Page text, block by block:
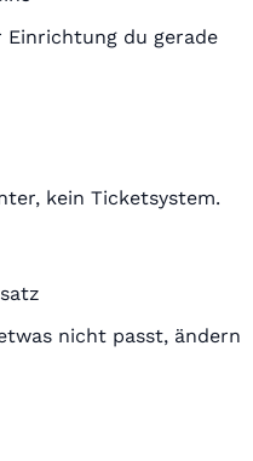
Einrichtung du gerade
kein Ticketsystem.
nicht passt, ändern